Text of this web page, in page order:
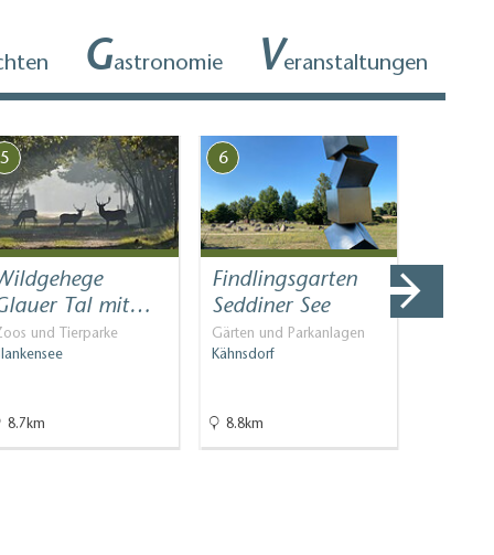
Gastronomie Veranstaltungen
5
Tal mit…
und Tierparke
8.7km
6
Findlingsgarten
Seddiner See
Gärten und Parkanlagen
Kähnsdorf
8.8km